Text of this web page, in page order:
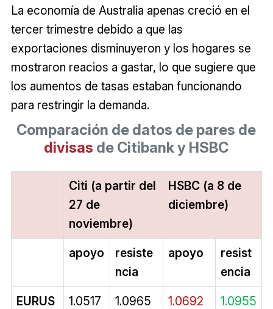
La economía de Australia apenas creció en el
tercer trimestre debido a que las
exportaciones disminuyeron y los hogares se
mostraron reacios a gastar, lo que sugiere que
los aumentos de tasas estaban funcionando
para restringir la demanda.
Comparación de datos de pares de
divisas de Citibank y HSBC
Citi (a partir del
27 de
noviembre)
HSBC (a 8 de
diciembre)
apoyo
resiste
ncia
apoyo
resist
encia
EURUS
1.0517 1.0965 1.0692 1.0955